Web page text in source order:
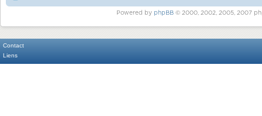
Powered by phpBB© 2000, 2002, 2005, 2007
Contact
Liens